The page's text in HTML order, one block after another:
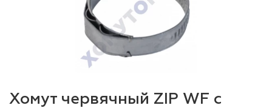
Хомут червячный ZIP WF с